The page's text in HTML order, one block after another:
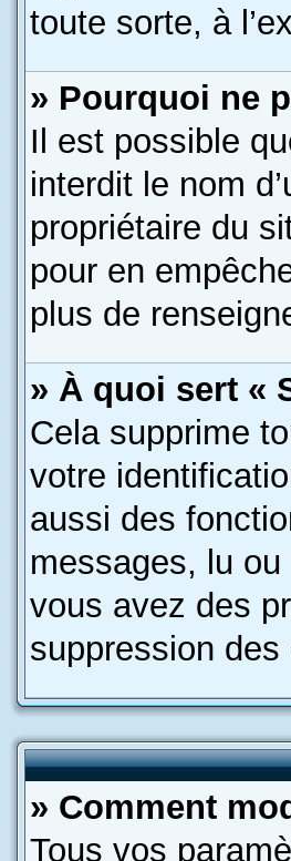
toute sorte, à
» Pourquoi ne
Il est possible
interdit le nom
propriétaire du
pour en
plus de
» À quoi sert «
Cela supprime
votre
aussi des
messages, lu
vous avez des
suppression
» Comment
Tous vos